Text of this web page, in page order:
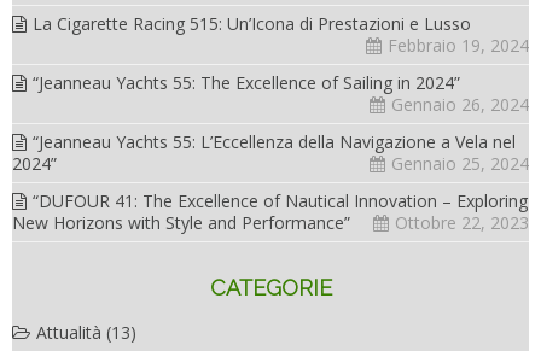
La Cigarette Racing 515: Un’Icona di Prestazioni e Lusso
Febbraio 19, 2024
“Jeanneau Yachts 55: The Excellence of Sailing in 2024”
Gennaio 26, 2024
“Jeanneau Yachts 55: L’Eccellenza della Navigazione a Vela nel
2024”
Gennaio 25, 2024
“DUFOUR 41: The Excellence of Nautical Innovation – Exploring
New Horizons with Style and Performance”
Ottobre 22, 2023
CATEGORIE
Attualità (13)